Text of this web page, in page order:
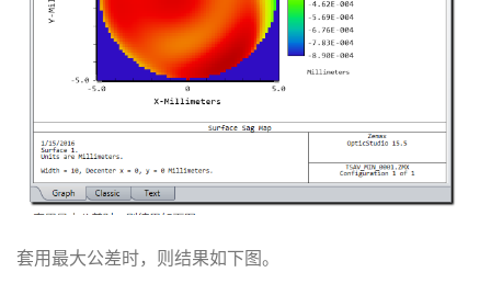
套用最大公差时，则结果如下图。